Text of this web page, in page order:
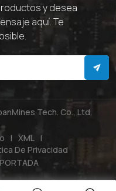
y desea
aquí. Te
Tech. Co., Ltd.
| XML
|
De Privacidad